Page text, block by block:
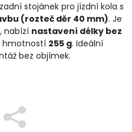
stojánek pro jízdní kola s
(rozteč děr 40 mm). Je
, nabízí nastavení délky bez
hmotností 255 g. Ideální
bez objímek.